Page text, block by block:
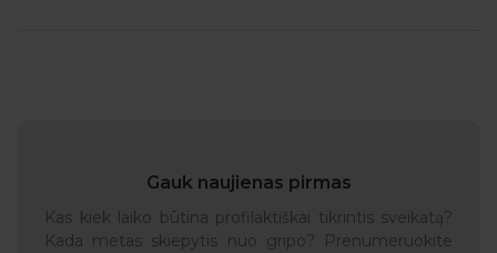
Gauk naujienas pirmas
Kas kiek laiko būtina profilaktiškai tikrintis sveikatą?
Kada metas skiepytis nuo gripo? Prenumeruokite